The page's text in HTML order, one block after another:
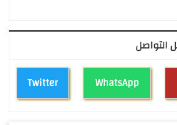
التواصل
Twitter WhatsApp